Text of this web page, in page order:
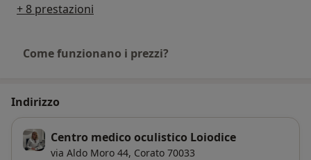
+ 8 prestazioni
Come funzionano i prezzi?
Indirizzo
Centro medico oculistico Loiodice
via Aldo Moro 44, Corato 70033